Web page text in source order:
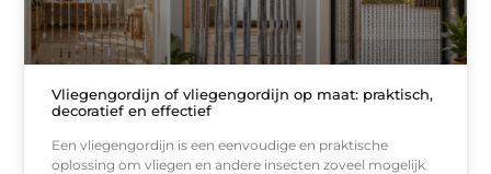
Vliegengordijn of vliegengordijn op maat: praktisch,
decoratief en effectief
Een vliegengordijn is een eenvoudige en praktische
oplossing om vliegen en andere insecten zoveel mogelijk